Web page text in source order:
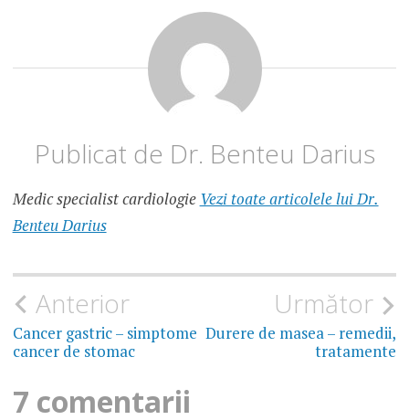
SALA
Publicat de Dr. Benteu Darius
Medic specialist cardiologie Vezi toate articolele lui Dr.
Benteu Darius
Navigare
în
Anterior
Cancer gastric – simptome
cancer de stomac
Următor
Durere de masea – remedii,
tratamente
7 comentarii